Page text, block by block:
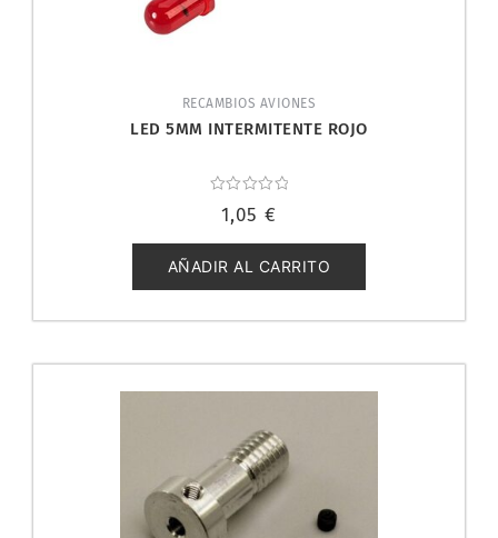
RECAMBIOS AVIONES
LED 5MM INTERMITENTE ROJO
con
de
5
1,05 €
AÑADIR AL CARRITO